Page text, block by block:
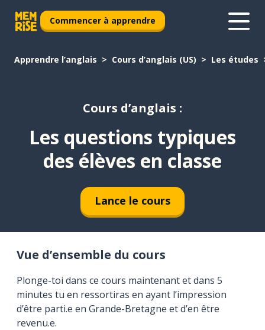
Commencer à apprendre
Apprendre l’anglais Cours d’anglais (US) Les études
Cours d’anglais :
Les questions typiques
des élèves en classe
Lance le cours
Vue d’ensemble du cours
Plonge-toi dans ce cours maintenant et dans 5
minutes tu en ressortiras en ayant l’impression
d’être parti.e en Grande-Bretagne et d’en être
revenu.e.